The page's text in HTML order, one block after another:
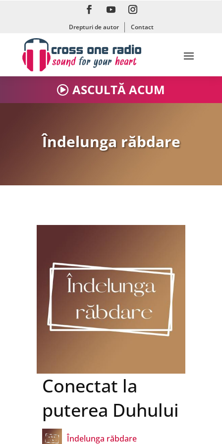
Drepturi de autor Contact
ASCULTĂ ACUM
Îndelunga răbdare
Conectat la
puterea Duhului
Bucuria
Pacea
Îndelunga răbdare